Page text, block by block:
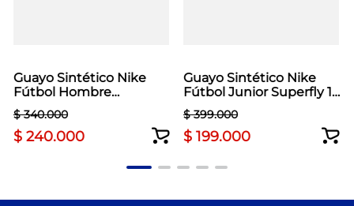
Guayo Sintético Nike
Fútbol Hombre
Mercurial Vapor 16 Rojo
$ 340.000
$ 240.000
Guayo Sintético Nike
Fútbol Junior Superfly 10
Club Verde
$ 399.000
$ 199.000